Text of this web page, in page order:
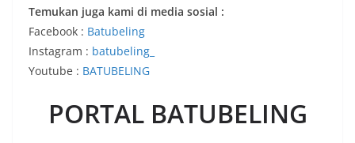
Temukan juga kami di media sosial :
Facebook : Batubeling
Instagram : batubeling_
Youtube : BATUBELING
PORTAL BATUBELING